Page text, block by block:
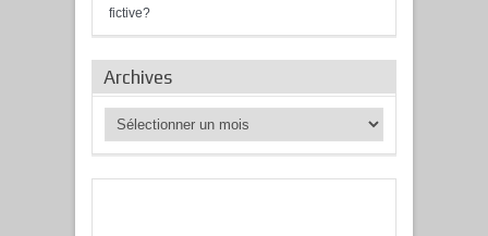
fictive?
Archives
Archives